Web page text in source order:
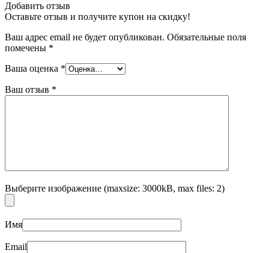
Добавить отзыв
Оставьте отзыв и получите купон на скидку!
Ваш адрес email не будет опубликован. Обязательные поля
помечены *
Ваша оценка *
Ваш отзыв *
Выберите изображение (maxsize: 3000kB, max files: 2)
Имя
Email